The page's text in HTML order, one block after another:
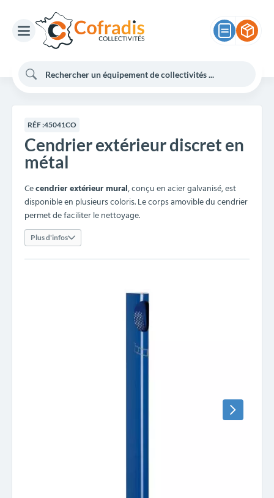
RÉF :45041CO
Cendrier extérieur discret en
métal
Cecendrier extérieur mural, conçu en acier galvanisé, est
disponible en plusieurs coloris. Le corps amovible du cendrier
permet de faciliter le nettoyage.
Plus d'infos